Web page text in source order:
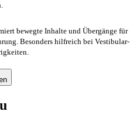
bewegte Inhalte und Übergänge für
Besonders hilfreich bei Vestibular-